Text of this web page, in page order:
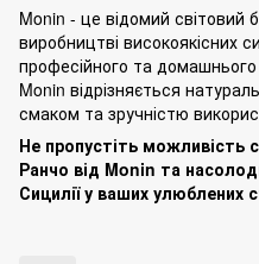
Monin - це відомий світовий
виробництві високоякісних
професійного та
Monin відрізняється
смаком та зручністю
Не пропустіть можливість
Ранчо від Monin та
Сицилії у ваших улюблених